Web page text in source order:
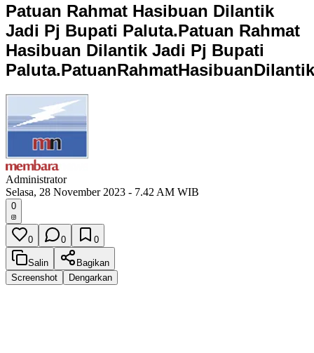
Patuan Rahmat Hasibuan Dilantik
Jadi Pj Bupati Paluta.Patuan Rahmat
Hasibuan Dilantik Jadi Pj Bupati
Paluta.PatuanRahmatHasibuanDilantik
Administrator
Selasa, 28 November 2023 - 7.42 AM WIB
0
0 0 0
Salin
Bagikan
Screenshot
Dengarkan